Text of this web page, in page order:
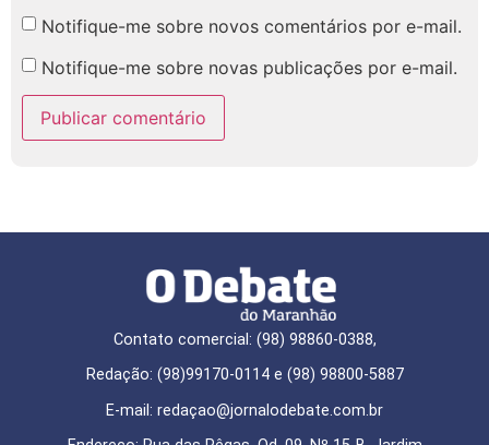
Notifique-me sobre novos comentários por e-mail.
Notifique-me sobre novas publicações por e-mail.
Contato comercial: (98) 98860-0388,
Redação: (98)99170-0114 e (98) 98800-5887
E-mail: redaçao@jornalodebate.com.br